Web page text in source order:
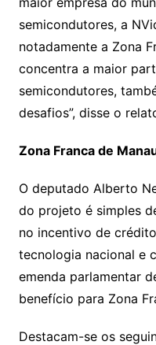
semicondutores, a
notadamente a Zona
concentra a maior
semicondutores,
desafios”, disse o
Zona Franca de
O deputado Alberto
do projeto é simples
no incentivo de
tecnologia nacional e
emenda parlamentar
benefício para Zona
Destacam-se os